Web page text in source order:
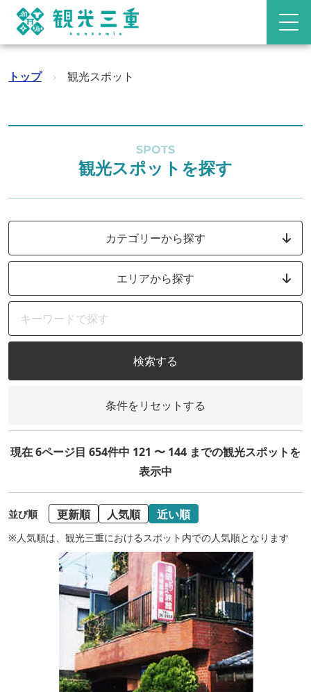
トップ › 観光スポット
SPOTS
観光スポットを探す
カテゴリーから探す
エリアから探す
検索する
条件をリセットする
現在 6ページ目 654件中 121 〜 144 までの観光スポットを
表示中
並び順 更新順 人気順 近い順
※人気順は、観光三重におけるスポット内での人気順となります